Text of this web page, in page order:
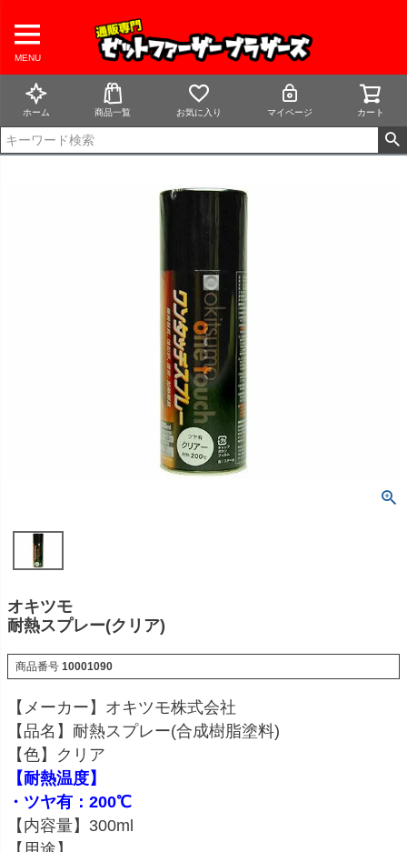
MENU
ホーム 商品一覧 お気に入り マイページ カート
オキツモ
耐熱スプレー(クリア)
商品番号 10001090
【メーカー】オキツモ株式会社
【品名】耐熱スプレー(合成樹脂塗料)
【色】クリア
【耐熱温度】
・ツヤ有：200℃
【内容量】300ml